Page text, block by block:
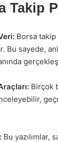
Takip
Borsa takip
Bu sayede,
Birçok
Bu yazılımlar,